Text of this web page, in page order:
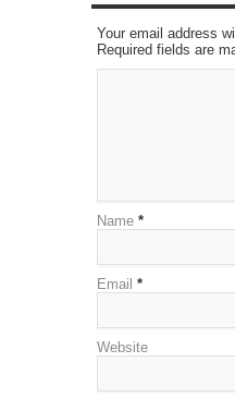
Your email address
Required fields are
Name *
Email *
Website